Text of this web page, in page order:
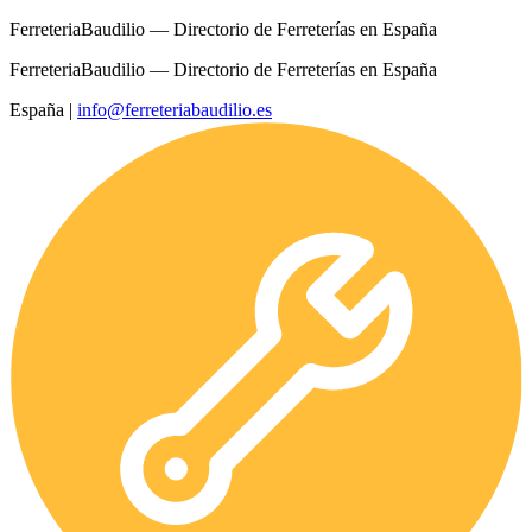
FerreteriaBaudilio — Directorio de Ferreterías en España
FerreteriaBaudilio — Directorio de Ferreterías en España
España | info@ferreteriabaudilio.es